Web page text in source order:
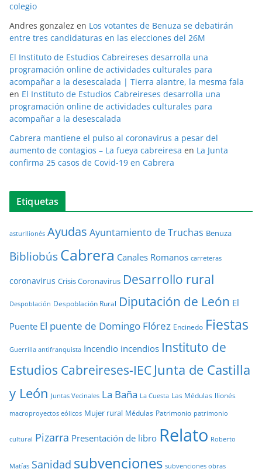
colegio
Andres gonzalez en Los votantes de Benuza se debatirán
entre tres candidaturas en las elecciones del 26M
El Instituto de Estudios Cabreireses desarrolla una
programación online de actividades culturales para
acompañar a la desescalada | Tierra alantre, la mesma fala
en El Instituto de Estudios Cabreireses desarrolla una
programación online de actividades culturales para
acompañar a la desescalada
Cabrera mantiene el pulso al coronavirus a pesar del
aumento de contagios – La fueya cabreiresa en La Junta
confirma 25 casos de Covid-19 en Cabrera
Etiquetas
asturllionés Ayudas Ayuntamiento de Truchas Benuza
BibliobúsCabrera Canales Romanos carreteras
coronavirus Crisis Coronavirus Desarrollo rural
Despoblación Despoblación Rural Diputación de León El
Puente El puente de Domingo Flórez Encinedo Fiestas
Guerrilla antifranquista Incendio incendios Instituto de
Estudios Cabreireses-IEC Junta de Castilla
y León Juntas Vecinales La Baña La Cuesta Las Médulas llionés
macroproyectos eólicos Mujer rural Médulas Patrimonio patrimonio
cultural Pizarra Presentación de libro Relato Roberto
Matías Sanidad subvenciones subvenciones obras